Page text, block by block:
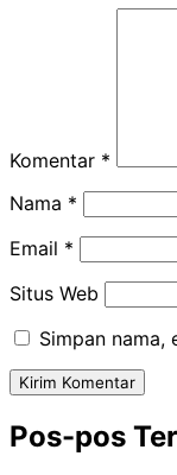
Komentar *
Nama *
Email *
Situs Web
Simpan nama,
Pos-pos